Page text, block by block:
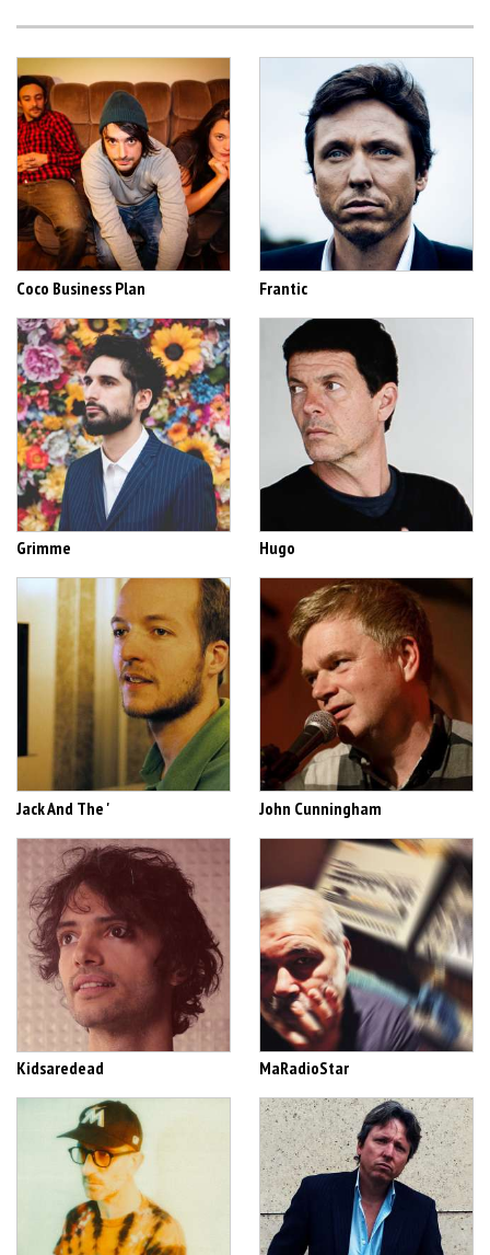
Coco Business Plan Frantic
Grimme Hugo
Jack And The ' John Cunningham
Kidsaredead MaRadioStar